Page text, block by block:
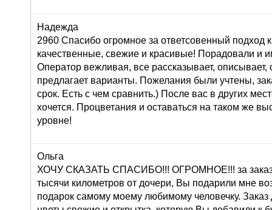
Надежда
2960 Спасибо огромное за ответсовенный подход
качественные, свежие и красивые! Порадовали и
Оператор вежливая, все рассказывает, описывает,
предлагает варианты. Пожелания были учтены,
срок. Есть с чем сравнить.) После вас в других
хочется. Процветания и оставаться на таком же
уровне!
Ольга
ХОЧУ СКАЗАТЬ СПАСИБО!!! ОГРОМНОЕ!!! за заказ
тысячи километров от дочери, Вы подарили мне
подарок самому моему любимому человечку.